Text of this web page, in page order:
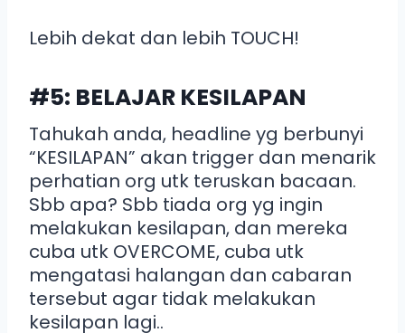
Lebih dekat dan lebih TOUCH!
#5: BELAJAR KESILAPAN
Tahukah anda, headline yg berbunyi
“KESILAPAN” akan trigger dan menarik
perhatian org utk teruskan bacaan.
Sbb apa? Sbb tiada org yg ingin
melakukan kesilapan, dan mereka
cuba utk OVERCOME, cuba utk
mengatasi halangan dan cabaran
tersebut agar tidak melakukan
kesilapan lagi..